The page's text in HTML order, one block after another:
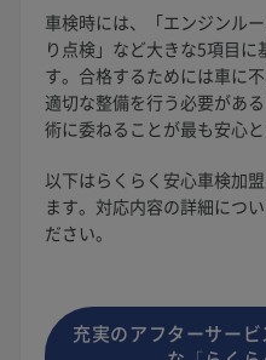
車検時には、「エンジンル
り点検」など大きな5項目
す。合格するためには車に
適切な整備を行う必要があ
術に委ねることが最も安心と
以下はらくらく安心車検加
ます。対応内容の詳細につ
ださい。
充実のアフターサー